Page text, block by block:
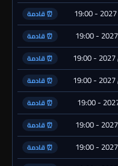
⏰ قادمة
⏰ قادمة
⏰ قادمة
⏰ قادمة
⏰ قادمة
⏰ قادمة
⏰ قادمة